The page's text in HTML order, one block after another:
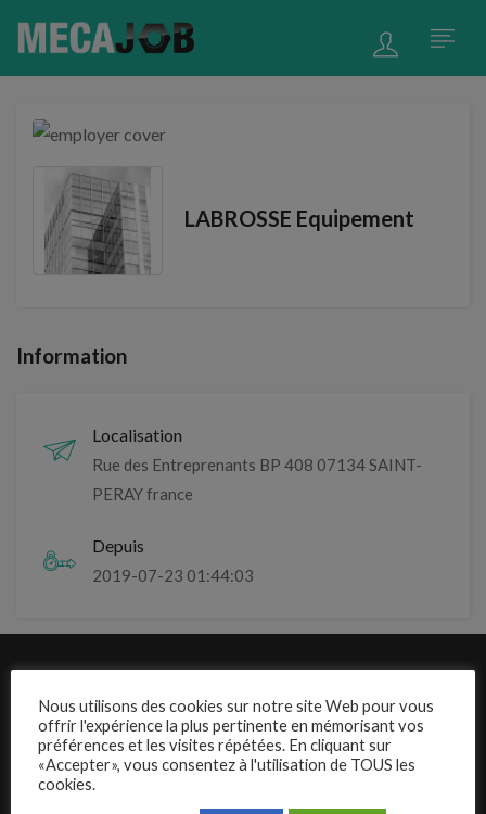
LABROSSE Equipement
Information
Localisation
Rue des Entreprenants BP 408 07134 SAINT-
PERAY france
Depuis
2019-07-23 01:44:03
Présentation de Mecajob
Publier une annonce
Nous utilisons des cookies sur notre site Web pour vous
offrir l'expérience la plus pertinente en mémorisant vos
préférences et les visites répétées. En cliquant sur
«Accepter», vous consentez à l'utilisation de TOUS les
cookies.